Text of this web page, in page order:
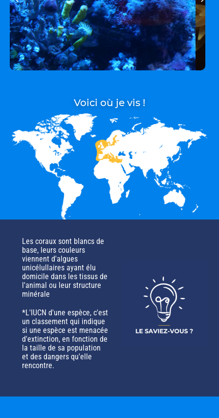
Voici où je vis !
Les coraux sont blancs de
base, leurs couleurs
viennent d'algues
unicélullaires ayant élu
domicile dans les tissus de
l'animal ou leur structure
minérale
*L'IUCN d'une espèce, c'est
un classement qui indique
si une espèce est menacée
d'extinction, en fonction de
la taille de sa population
et des dangers qu'elle
rencontre.